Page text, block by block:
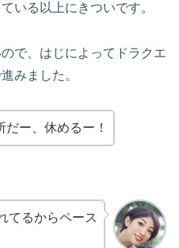
いる以上にきついです。
で、はじによってドラクエ
みました。
ー、休めるー！
てるからペース